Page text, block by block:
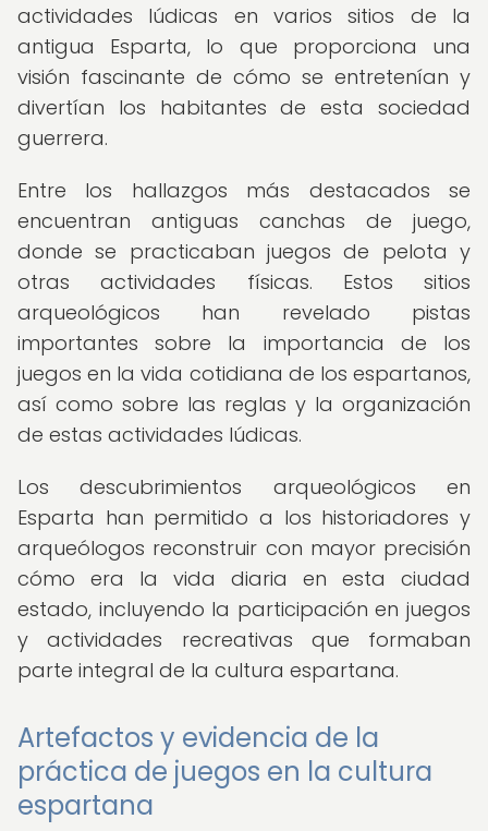
actividades lúdicas en varios sitios de la
antigua Esparta, lo que proporciona una
visión fascinante de cómo se entretenían y
divertían los habitantes de esta sociedad
guerrera.
Entre los hallazgos más destacados se
encuentran antiguas canchas de juego,
donde se practicaban juegos de pelota y
otras actividades físicas. Estos sitios
arqueológicos han revelado pistas
importantes sobre la importancia de los
juegos en la vida cotidiana de los espartanos,
así como sobre las reglas y la organización
de estas actividades lúdicas.
Los descubrimientos arqueológicos en
Esparta han permitido a los historiadores y
arqueólogos reconstruir con mayor precisión
cómo era la vida diaria en esta ciudad
estado, incluyendo la participación en juegos
y actividades recreativas que formaban
parte integral de la cultura espartana.
Artefactos y evidencia de la
práctica de juegos en la cultura
espartana